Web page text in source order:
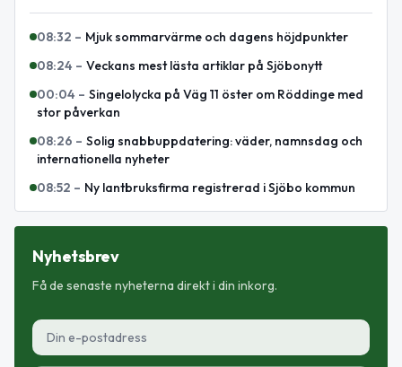
08:32 – Mjuk sommarvärme och dagens höjdpunkter
08:24 – Veckans mest lästa artiklar på Sjöbonytt
00:04 – Singelolycka på Väg 11 öster om Röddinge med
stor påverkan
08:26 – Solig snabbuppdatering: väder, namnsdag och
internationella nyheter
08:52 – Ny lantbruksfirma registrerad i Sjöbo kommun
Nyhetsbrev
Få de senaste nyheterna direkt i din inkorg.